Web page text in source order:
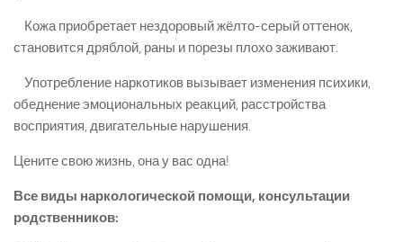
Кожа приобретает нездоровый жёлто-серый оттенок,
становится дряблой, раны и порезы плохо заживают.
Употребление наркотиков вызывает изменения психики,
обеднение эмоциональных реакций, расстройства
восприятия, двигательные нарушения.
Цените свою жизнь, она у вас одна!
Все виды наркологической помощи, консультации
родственников: